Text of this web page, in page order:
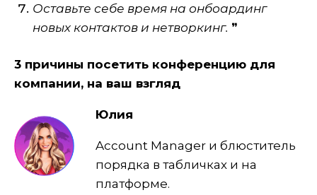
Оставьте себе время на онбоардинг
новых контактов и нетворкинг. ❞
3 причины посетить конференцию для
компании, на ваш взгляд
Юлия
Account Manager и блюститель
порядка в табличках и на
платформе.